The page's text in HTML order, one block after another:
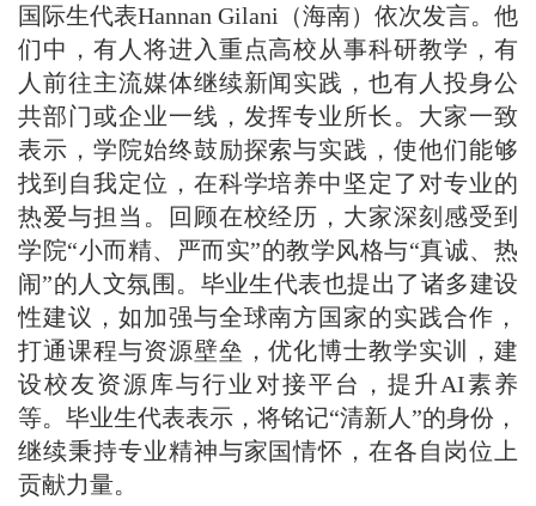
国际生代表Hannan Gilani（海南）依次发言。他
们中，有人将进入重点高校从事科研教学，有
人前往主流媒体继续新闻实践，也有人投身公
共部门或企业一线，发挥专业所长。大家一致
表示，学院始终鼓励探索与实践，使他们能够
找到自我定位，在科学培养中坚定了对专业的
热爱与担当。回顾在校经历，大家深刻感受到
学院“小而精、严而实”的教学风格与“真诚、热
闹”的人文氛围。毕业生代表也提出了诸多建设
性建议，如加强与全球南方国家的实践合作，
打通课程与资源壁垒，优化博士教学实训，建
设校友资源库与行业对接平台，提升AI素养
等。毕业生代表表示，将铭记“清新人”的身份，
继续秉持专业精神与家国情怀，在各自岗位上
贡献力量。